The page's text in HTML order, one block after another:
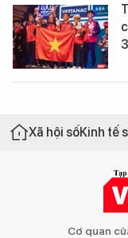
Xã hội sốKinh tế
Cơ quan